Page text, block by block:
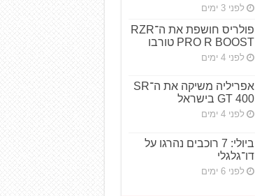
לפני 3 ימים
פולריס חושפת את ה־RZR
PRO R BOOST טורבו
לפני 4 ימים
אפריליה משיקה את ה־SR
GT 400 בישראל
לפני 4 ימים
ביולי: 7 רוכבים נהרגו על
דו־גלגלי
לפני 6 ימים